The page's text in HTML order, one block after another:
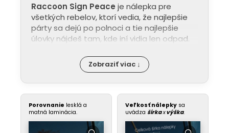
Raccoon Sign Peace je nálepka pre
všetkých rebelov, ktorí vedia, že najlepšie
párty sa dejú po polnoci a tie najlepšie
úlovky nájdeš tam, kde iní vidia len odpad.
Zobraziť viac ↓
Porovnanie lesklá a
matná laminácia.
Veľkosť nálepky sa
uvádza šírkaxvýška.